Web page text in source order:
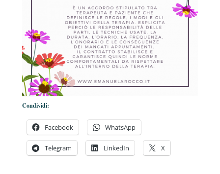
Condividi:
Facebook WhatsApp
Telegram LinkedIn X